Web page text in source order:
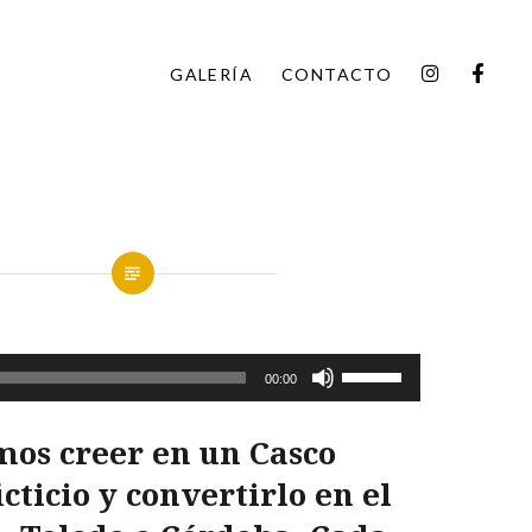
GALERÍA CONTACTO
00:00
Utiliza
las
flecha
creer en un Casco
y convertirlo en el